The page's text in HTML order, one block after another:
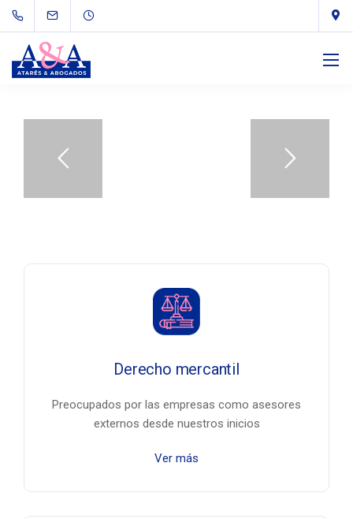
Derecho mercantil
Preocupados por las empresas como asesores
externos desde nuestros inicios
Ver más